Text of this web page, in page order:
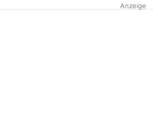
Anzeige